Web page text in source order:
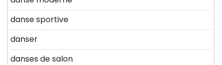
danse sportive
danser
danses de salon